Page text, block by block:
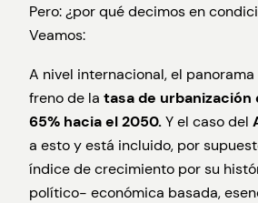
Pero: ¿por qué decimos en
Veamos:
A nivel internacional, el
freno de la tasa de urbanización
65% hacia el 2050.Y el caso del
a esto y está incluido, por
índice de crecimiento por su
político- económica basada,